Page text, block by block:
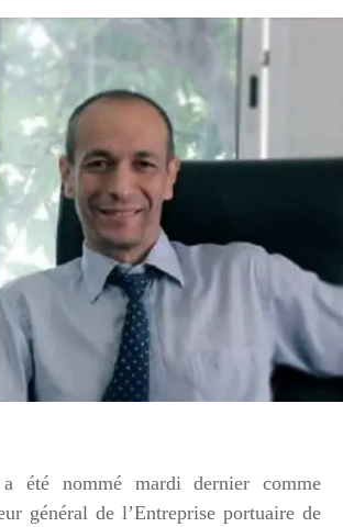
été nommé mardi dernier comme
général de l’Entreprise portuaire de